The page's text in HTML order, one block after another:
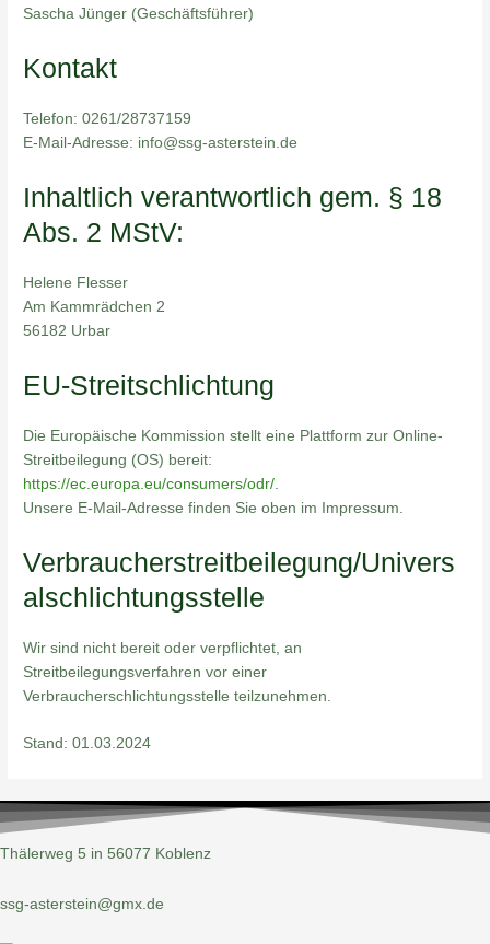
Sascha Jünger (Geschäftsführer)
Kontakt
Telefon: 0261/28737159
E-Mail-Adresse: info@ssg-asterstein.de
Inhaltlich verantwortlich gem. § 18
Abs. 2 MStV:
Helene Flesser
Am Kammrädchen 2
56182 Urbar
EU-Streitschlichtung
Die Europäische Kommission stellt eine Plattform zur Online-
Streitbeilegung (OS) bereit:
https://ec.europa.eu/consumers/odr/
Unsere E-Mail-Adresse finden Sie oben im Impressum.
Verbraucherstreitbeilegung/Univers
alschlichtungsstelle
Wir sind nicht bereit oder verpflichtet, an
Streitbeilegungsverfahren vor einer
Verbraucherschlichtungsstelle teilzunehmen.
Stand: 01.03.2024
Thälerweg 5 in 56077 Koblenz
ssg-asterstein@gmx.de